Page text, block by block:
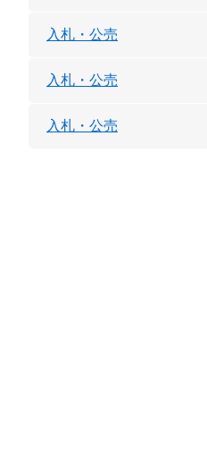
入札・公売
入札・公売
入札・公売